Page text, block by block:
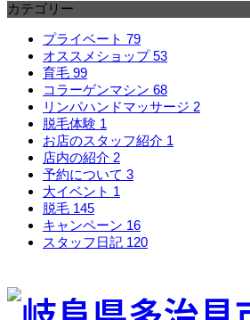
カテゴリー
プライベート 79
オススメショップ53
育毛 99
コラーゲンマシン 68
リンパハンドマッサージ 2
脱毛体験 1
お店のスタッフ紹介 1
店内の紹介 2
予約について 3
大イベント 1
脱毛 145
キャンペーン 16
スタッフ日記 120